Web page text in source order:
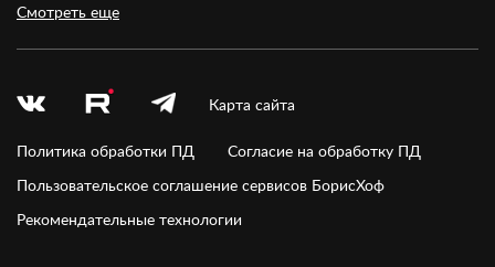
Смотреть еще
Карта сайта
Политика обработки ПД
Согласие на обработку ПД
Пользовательское соглашение сервисов БорисХоф
Рекомендательные технологии